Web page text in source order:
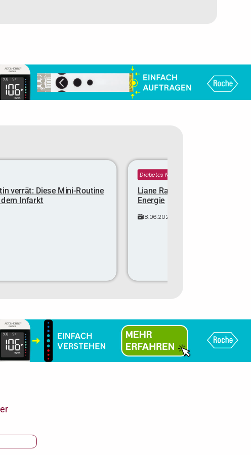
verrät: Diese Mini-Routine
Infarkt
Diabetes News
Liane Rainer ist 32 Kilo
Energie
18.06.2025